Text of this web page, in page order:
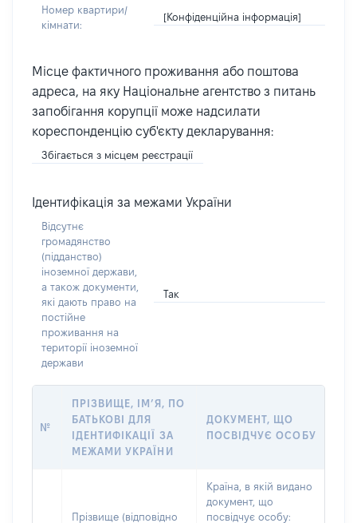
Номер квартири/
кімнати:
[Конфіденційна інформація]
Місце фактичного проживання або поштова
адреса, на яку Національне агентство з питань
запобігання корупції може надсилати
кореспонденцію суб'єкту декларування:
Збігається з місцем реєстрації
Ідентифікація за межами України
Відсутнє
громадянство
(підданство)
іноземної держави,
а також документи,
які дають право на
постійне
проживання на
території іноземної
держави
Так
№
ПРІЗВИЩЕ, ІМ’Я, ПО
БАТЬКОВІ ДЛЯ
ІДЕНТИФІКАЦІЇ ЗА
МЕЖАМИ УКРАЇНИ
ДОКУМЕНТ, ЩО
ПОСВІДЧУЄ ОСОБУ
Прізвище (відповідно
Країна, в якій видано
документ, що
посвідчує особу: